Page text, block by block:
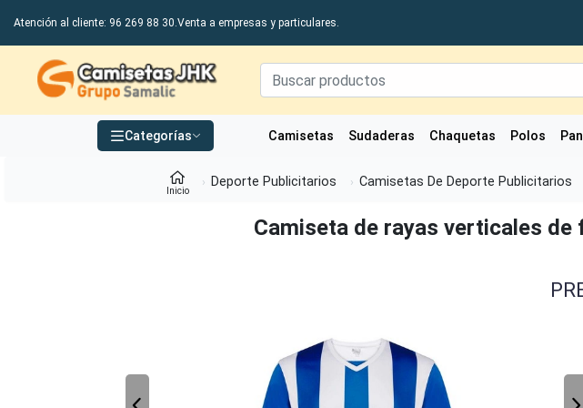
Atención al cliente: 96 269 88 30.Venta a empresas y particulares.
Grupo Samalic S.L
Categorías Camisetas Sudaderas Chaquetas Polos
Inicio
Deporte Publicitarios Camisetas De Deporte Publicitarios
Camiseta de rayas verticales